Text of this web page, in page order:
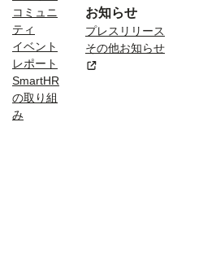
コミュニ
ティ
イベント
レポート
SmartHR
の取り組
み
お知らせ
プレスリリース
その他お知らせ
新規タブまたはウィン